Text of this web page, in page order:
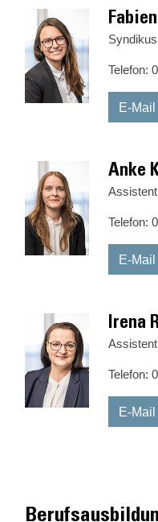
Telefon:
E-
Anke
Telefon:
E-
Irena
Telefon:
E-